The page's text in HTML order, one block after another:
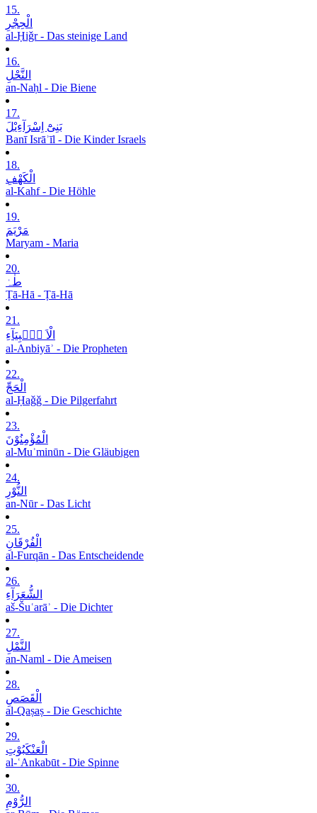
15.
الْحِجْرِ
al-Ḥiǧr - Das steinige Land
16.
النَّحْلِ
an-Naḥl - Die Biene
17.
بَنِیْٓ اِسْرَآءِیْلَ
Banī Isrāʾīl - Die Kinder Israels
18.
الْکَھْفِ
al-Kahf - Die Höhle
19.
مَرْیَمَ
Maryam - Maria
20.
طٰہٰ
Ṭā-Hā - Ṭā-Hā
21.
الْاَ نۡۢبِیَآءِ
al-Anbiyāʾ - Die Propheten
22.
الْحَجِّ
al-Ḥaǧǧ - Die Pilgerfahrt
23.
الْمُؤْمِنُوْنَ
al-Muʾminūn - Die Gläubigen
24.
النُّوْرِ
an-Nūr - Das Licht
25.
الْفُرْقَانِ
al-Furqān - Das Entscheidende
26.
الشُّعَرَآءِ
aš-Šuʿarāʾ - Die Dichter
27.
النَّمْلِ
an-Naml - Die Ameisen
28.
الْقَصَصِ
al-Qaṣaṣ - Die Geschichte
29.
الْعَنْکَبُوْتِ
al-ʿAnkabūt - Die Spinne
30.
الرُّوْمِ